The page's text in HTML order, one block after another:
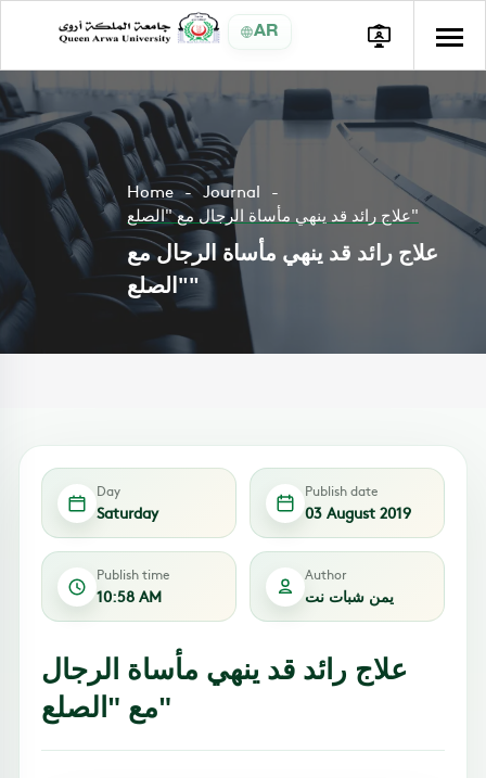
AR
Home
Journal
علاج رائد قد ينهي مأساة الرجال مع "الصلع"
علاج رائد قد ينهي مأساة الرجال مع
"الصلع"
Day
Saturday
Publish date
03 August 2019
Publish time
10:58 AM
Author
يمن شبات نت
علاج رائد قد ينهي مأساة الرجال
مع "الصلع"